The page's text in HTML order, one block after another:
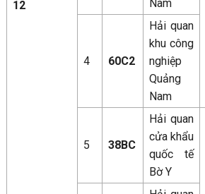
12
Nam
4 60C2
Hải quan
khu công
nghiệp
Quảng
Nam
5 38BC
Hải quan
cửa khẩu
quốc tế
Bờ Y